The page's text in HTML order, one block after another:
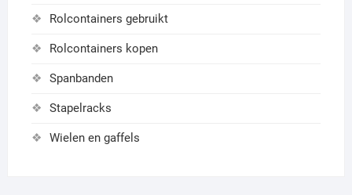
Rolcontainers gebruikt
Rolcontainers kopen
Spanbanden
Stapelracks
Wielen en gaffels